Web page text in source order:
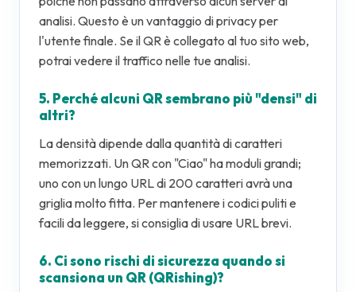
analisi. Questo è un vantaggio di privacy per
l'utente finale. Se il QR è collegato al tuo sito web,
potrai vedere il traffico nelle tue analisi.
5. Perché alcuni QR sembrano più "densi" di
altri?
La densità dipende dalla quantità di caratteri
memorizzati. Un QR con "Ciao" ha moduli grandi;
uno con un lungo URL di 200 caratteri avrà una
griglia molto fitta. Per mantenere i codici puliti e
facili da leggere, si consiglia di usare URL brevi.
6. Ci sono rischi di sicurezza quando si
scansiona un QR (QRishing)?